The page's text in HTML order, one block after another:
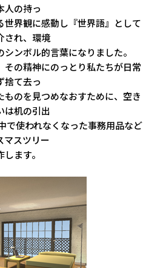
人の持っ
動し『世界語』として
され、環境
言葉になりました。
のっとり私たちが日常
捨て去っ
めなおすために、空き
は机の引出
くなった事務用品など
マスツリー
。